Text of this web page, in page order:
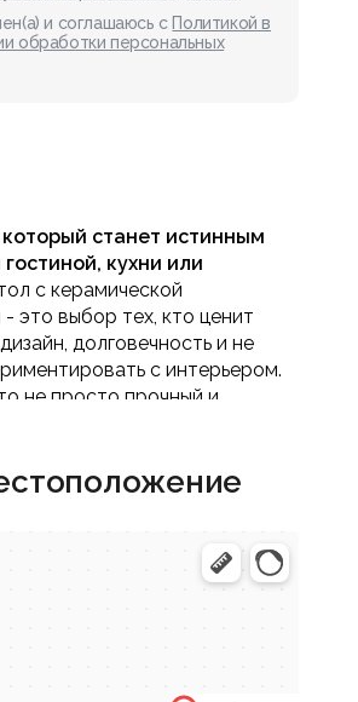
и соглашаюсь с Политикой в
обработки персональных
станет истинным
кухни или
с керамической
это выбор тех, кто ценит
долговечность и не
с интерьером.
не просто прочный и
это настоящее
Мебель МАСК
способных стать центром
любом современном